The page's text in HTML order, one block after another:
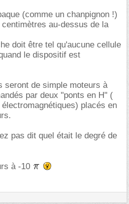
(comme un chanpignon !)
au-dessus de la
doit être tel qu'aucune cellule
le dispositif est
seront de simple moteurs à
par deux "ponts en H" (
placés en
pas dit quel était le degré de
à -10